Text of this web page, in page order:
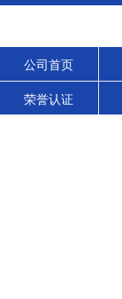
公司首页
荣誉认证